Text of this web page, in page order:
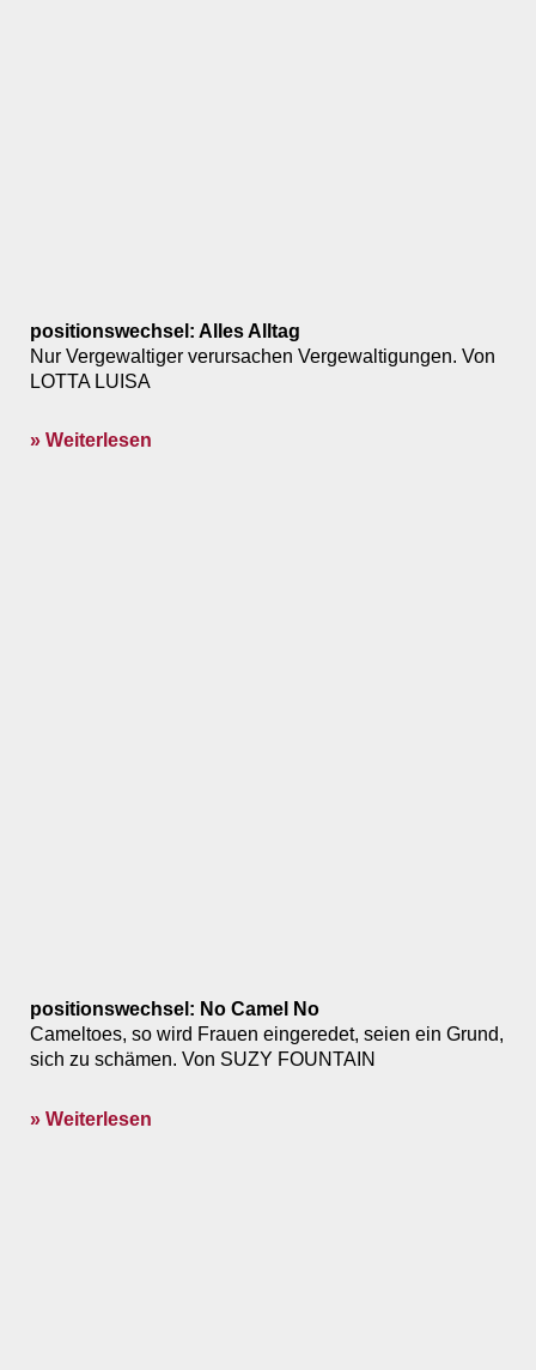
positionswechsel: Alles Alltag
Nur Vergewaltiger verursachen Vergewaltigungen. Von
LOTTA LUISA
» Weiterlesen
positionswechsel: No Camel No
Cameltoes, so wird Frauen eingeredet, seien ein Grund,
sich zu schämen. Von SUZY FOUNTAIN
» Weiterlesen